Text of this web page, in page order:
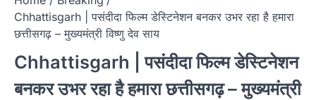
Chhattisgarh | पसंदीदा फिल्म डेस्टिनेशन बनकर उभर रहा है हमारा
छत्तीसगढ़ – मुख्यमंत्री विष्णु देव साय
Chhattisgarh | पसंदीदा फिल्म डेस्टिनेशन
बनकर उभर रहा है हमारा छत्तीसगढ़ – मुख्यमंत्री